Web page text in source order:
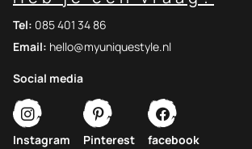
Tel: 085 401 34 86
Email: hello@myuniquestyle.nl
Social media
Instagram Pinterest facebook